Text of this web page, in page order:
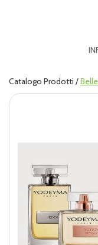
Catalogo Prodotti /